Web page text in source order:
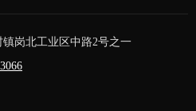
岗北工业区中路2号之一